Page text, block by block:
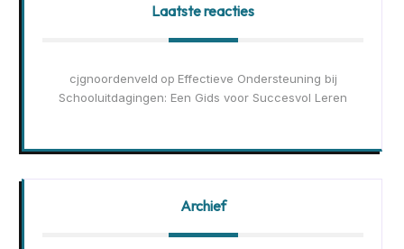
Laatste reacties
cjgnoordenveld op Effectieve Ondersteuning bij
Schooluitdagingen: Een Gids voor Succesvol Leren
Archief